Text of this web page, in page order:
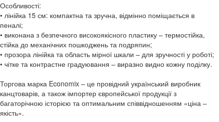
Особливості:
• лінійка 15 см: компактна та зручна, відмінно поміщається в
пеналі;
• виконана з безпечного високоякісного пластику – термостійка,
стійка до механічних пошкоджень та подряпин;
• прозора лінійка та область мірної шкали – для зручності у роботі;
• чітке та контрастне градуювання – виразно видно кожну поділку.
Торгова марка Economix – це провідний український виробник
канцтоварів, а також імпортер європейської продукції з
багаторічною історією та оптимальним співвідношенням «ціна –
якість».